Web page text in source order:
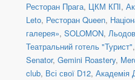
Ресторан Прага, ЦКМ КПІ,
Leto, Ресторан Queen,
галерея», SOLOMON,
Театральний готель "Турист",
Senator, Gemini Roastery,
club, Всі свої D12, Академія